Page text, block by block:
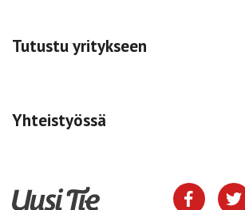
Tutustu yritykseen
Yhteistyössä